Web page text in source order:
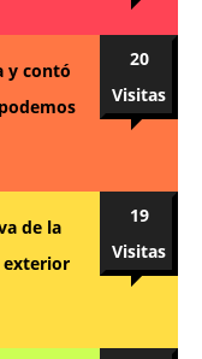
y contó
20
Visitas
de la
exterior
19
Visitas